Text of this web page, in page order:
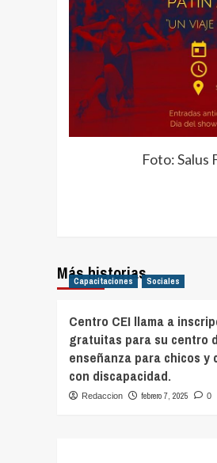
Foto: Salus
Más historias
Capacitaciones Sociales
Centro CEI llama a
gratuitas para su centro
enseñanza para chicos y
con discapacidad.
Redaccion febrero 7, 2025 0